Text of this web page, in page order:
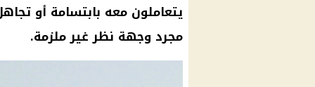
يتعاملون معه بابتسامة أو
مجرد وجهة نظر غير ملزمة.